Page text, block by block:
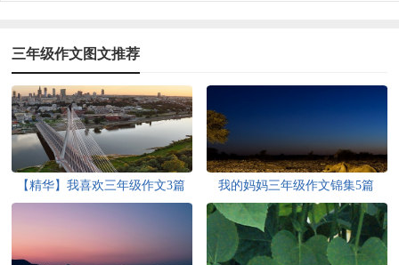
三年级作文图文推荐
【精华】我喜欢三年级作文3篇 我的妈妈三年级作文锦集5篇